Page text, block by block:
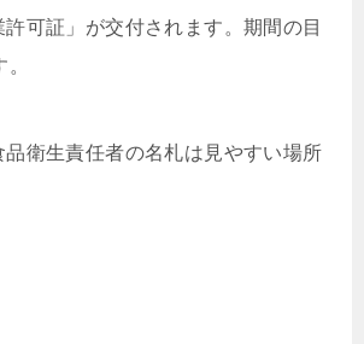
許可証」が交付されます。期間の目
品衛生責任者の名札は見やすい場所